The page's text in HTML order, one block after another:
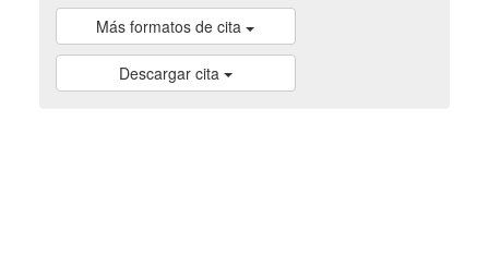
Más formatos de cita
Descargar cita